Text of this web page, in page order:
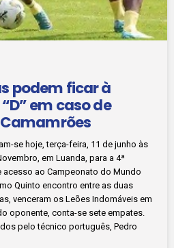
podem ficar à
em caso de
se hoje, terça-feira, 11 de junho às
em Luanda, para a 4ª
ao Campeonato do Mundo
Quinto encontro entre as duas
venceram os Leões Indomáveis em
oponente, conta-se sete empates.
pelo técnico português, Pedro